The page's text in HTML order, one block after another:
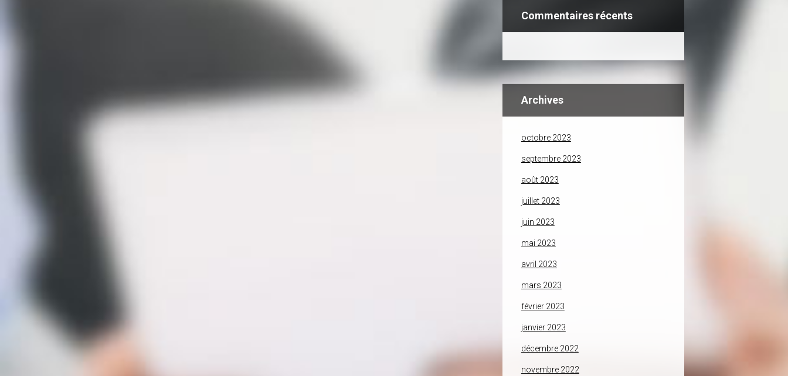
Commentaires récents
Archives
octobre 2023
septembre 2023
août 2023
juillet 2023
juin 2023
mai 2023
avril 2023
mars 2023
février 2023
janvier 2023
décembre 2022
novembre 2022